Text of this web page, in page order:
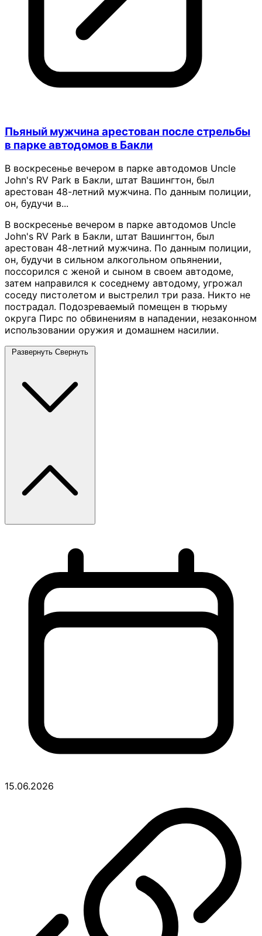
Пьяный мужчина арестован после стрельбы
в парке автодомов в Бакли
В воскресенье вечером в парке автодомов Uncle
John's RV Park в Бакли, штат Вашингтон, был
арестован 48-летний мужчина. По данным полиции,
он, будучи в...
В воскресенье вечером в парке автодомов Uncle
John's RV Park в Бакли, штат Вашингтон, был
арестован 48-летний мужчина. По данным полиции,
он, будучи в сильном алкогольном опьянении,
поссорился с женой и сыном в своем автодоме,
затем направился к соседнему автодому, угрожал
соседу пистолетом и выстрелил три раза. Никто не
пострадал. Подозреваемый помещен в тюрьму
округа Пирс по обвинениям в нападении, незаконном
использовании оружия и домашнем насилии.
Развернуть Свернуть
15.06.2026